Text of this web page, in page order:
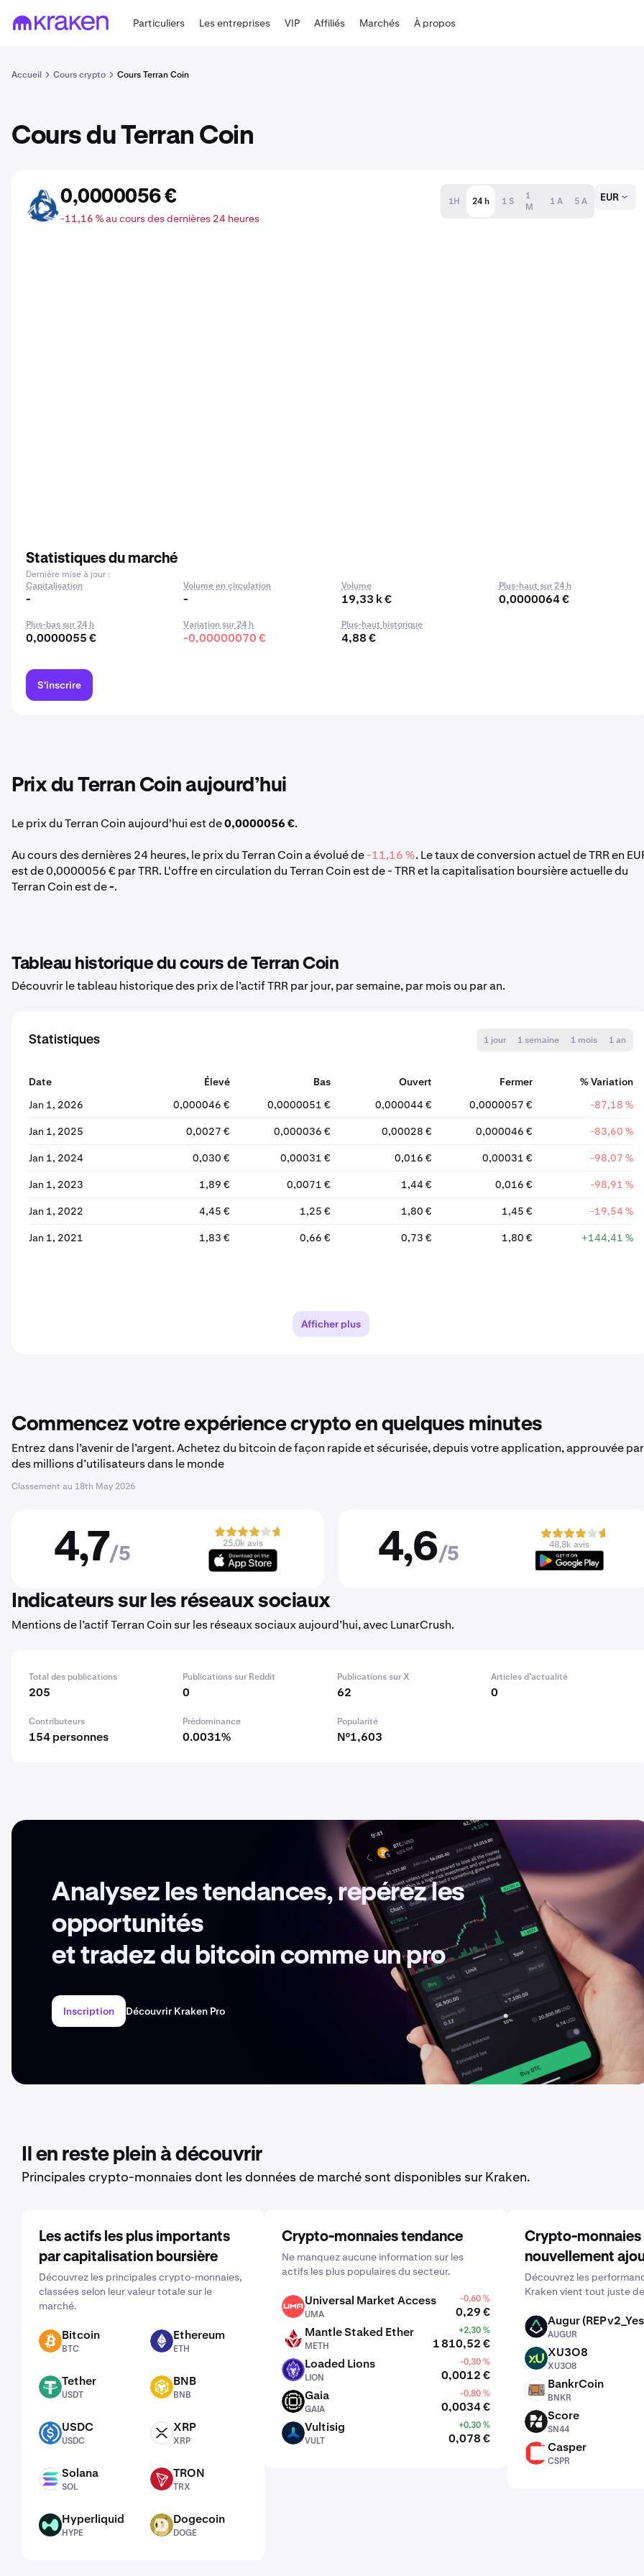
Particuliers Les entreprises VIP Affiliés Marchés À propos
Accueil Cours crypto Cours Terran Coin
Cours du Terran Coin
TRR 0,0000056 €
-11,16 % au cours des dernières 24 heures
1H 24 h 1 S
1
M
1 A 5 A EUR
Statistiques du marché
Dernière mise à jour :
Capitalisation
-
Volume en circulation
-
Volume
19,33 k €
Plus-haut sur 24 h
0,0000064 €
Plus-bas sur 24 h
0,0000055 €
Variation sur 24 h
-0,00000070 €
Plus-haut historique
4,88 €
S'inscrire
Prix du Terran Coin aujourd’hui
Le prix du Terran Coin aujourd'hui est de0,0000056 €.
Au cours des dernières 24 heures, le prix du Terran Coin a évolué de-11,16 %. Le taux de conversion actuel de TRR en
est de 0,0000056 € par TRR. L'offre en circulation du Terran Coin est de - TRR et la capitalisation boursière actuelle du
Terran Coin est de-.
Tableau historique du cours de Terran Coin
Découvrir le tableau historique des prix de l’actif TRR par jour, par semaine, par mois ou par an.
Statistiques 1 jour 1 semaine 1 mois 1 an
Date Élevé Bas Ouvert Fermer
% Variation
Jan 1, 2026
0,000046 € 0,0000051 € 0,000044 € 0,0000057 € -87,18 %
Jan 1, 2025 0,0027 € 0,000036 € 0,00028 € 0,000046 € -83,60 %
Jan 1, 2024 0,030 € 0,00031 € 0,016 € 0,00031 € -98,07 %
Jan 1, 2023 1,89 € 0,0071 € 1,44 € 0,016 € -98,91 %
Jan 1, 2022 4,45 € 1,25 € 1,80 € 1,45 € -19,54 %
Jan 1, 2021 1,83 € 0,66 € 0,73 € 1,80 € +144,41 %
Afficher plus
Commencez votre expérience crypto en quelques minutes
Entrez dans l’avenir de l’argent. Achetez du bitcoin de façon rapide et sécurisée, depuis votre application, approuvée par
des millions d’utilisateurs dans le monde
Classement au 18th May 2026
4,7/5
25,0k avis 4,6/5
48,8k avis
Indicateurs sur les réseaux sociaux
Mentions de l’actif Terran Coin sur les réseaux sociaux aujourd’hui, avec LunarCrush.
Total des publications
205
Publications sur Reddit
0
Publications sur X
62
Articles d’actualité
0
Contributeurs
154 personnes
Prédominance
0.0031%
Popularité
N°1,603
Analysez les tendances, repérez les
opportunités
et tradez du bitcoin comme un pro
Inscription Découvrir Kraken Pro
Il en reste plein à découvrir
Principales crypto-monnaies dont les données de marché sont disponibles sur Kraken.
Les actifs les plus importants
par capitalisation boursière
Découvrez les principales crypto-monnaies,
classées selon leur valeur totale sur le
marché.
BTC Bitcoin
BTC
ETH Ethereum
ETH
USDT Tether
USDT
BNB BNB
BNB
USDC USDC
USDC
XRP XRP
XRP
SOL Solana
SOL
TRX TRON
TRX
HYPE Hyperliquid
HYPE
DOGE Dogecoin
DOGE
Crypto-monnaies tendance
Ne manquez aucune information sur les
actifs les plus populaires du secteur.
UMA Universal Market Access
UMA
-0,60 %
0,29 €
METH Mantle Staked Ether
METH
+2,30 %
1 810,52 €
LION Loaded Lions
LION
-0,30 %
0,0012 €
Gaia
GAIA
-0,80 %
0,0034 €
VULT Vultisig
VULT
+0,30 %
0,078 €
Crypto-monnaies
nouvellement
Découvrez les
Kraken vient tout juste
AUGUR Augur
AUGUR
XU3O8 XU3O8
XU3O8
BNKR BankrCoin
BNKR
SN44 Score
SN44
Casper
CSPR